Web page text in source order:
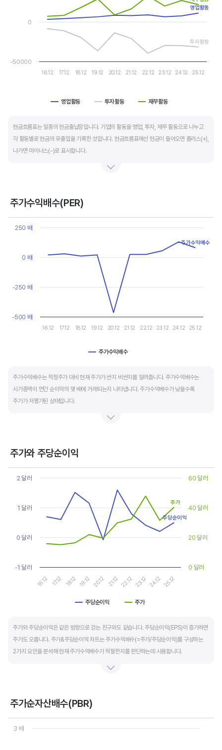
운전자본 회전일수는 매출채권 회전일수 + 재고자산 회전일수 - 매입채무 회전일수로
계산합니다. 매출채권 회전일수는 제품 판매 후 거래처로부터 현금으로 회수하는데 걸리는
일수를 말하며 낮을수록 좋습니다. 재고자산 회전일수는 원재료를 매입해 생산, 판매할
The chart has 1 Y axis displaying values. Data ranges from -
영업활동 투자활동 재무활동
16.12 17.12 18.12 19.12 20.12 21.12 22.12 23.12 24.12 25.12
-50000
0
영업활동
투자활동
현금흐름표는 일종의 현금출납장입니다. 기업의 활동을 영업, 투자, 재무 활동으로 나누고
각 활동별로 현금의 유출입을 기록한 것입니다. 현금흐름표에선 현금이 들어오면 플러스(+),
나가면 마이너스(-)로 표시합니다.
투자활동 현금흐름은 기업의 기계 및 공장증설이나 금융자산 거래에서 발생하는
재무활동 현금흐름은 증자, 차입, 배당을 통해 발생하는 현금유출입을 뜻합니다.
영업활동으로 충분한 현금을 벌고 있는 기업은 금융기관의 차입금을 갚고, 배당을 지급하는
등 현금이 유출되기 때문에 마이너스(-)를 기록합니다.
특별한 활동이 있는 일시적인 기간을 제외하고 현금흐름표의 장기적인 구성은 영업활동
현금흐름 플러스(+), 투자활동 현금흐름 마이너스(-), 재무활동 현금흐름이 마이너스(-)가
가장 좋습니다.
주가수익배수(PER)
Chart
Line chart with 10 data points.
The chart has 1 Y axis displaying values. Data ranges from -
주가수익배수
16.12 17.12 18.12 19.12 20.12 21.12 22.12 23.12 24.12 25.12
-500 배
-250 배
0 배
250 배
주가수익배수
주가수익배수는 적정주가 대비 현재 주가가 싼지 비싼지를 알려줍니다. 주가수익배수는
시가총액이 연간 순이익의 몇 배에 거래되는지 나타냅니다. 주가수익배수가 낮을수록
주가가 저평가된 상태입니다.
상대적으로 싸게 거래된다고 판단합니다.
높으면 주가수익배수도 높게 평가 받습니다. 이는 순이익 성장률이 높으면 주가도 크게
상승한다는 뜻입니다.
10년 간 장기적인 주가수익배수의 움직임과 최고, 최저점을 확인한 후, 현재 시점
주가수익배수와 비교해 주가가 싼지 비싼지를 평가하는게 좋습니다. 일반적으로 장기적인
이익이 더 성장할 수 있을지 더 꼼꼼히 살피고 유의해야 합니다.
주가와 주당순이익
Chart
Line chart with 2 lines.
The chart has 1 X axis displaying categories.
The chart has 2 Y axes displaying values, and values.
주당순이익 주가
16.12 17.12 18.12 19.12 20.12 21.12 22.12 23.12 24.12 25.12
-1 달러
0 달러
1 달러
2 달러
0 달러
20 달러
40 달러
60 달러
주당순이익
주가
주가와 주당순이익은 같은 방향으로 걷는 친구와도 같습니다. 주당순이익(EPS)이 증가하면
주가도 오릅니다. 주가&주당순이익 차트는 주가수익배수(=주가/주당순이익)를 구성하는
2가지 요인을 분석해 현재 주가수익배수가 적절한지를 판단하는데 사용합니다.
- 매수 검토 : 주당순이익 증가, 주가 상승
- 매도 검토 : 주당순이익 감소, 주가 횡보 또는 하락
주가순자산배수(PBR)
Chart
Line chart with 10 data points.
3 배